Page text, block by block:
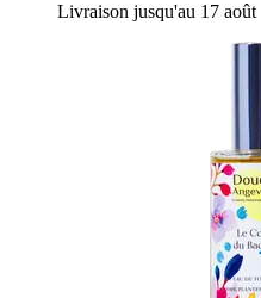
Livraison jusqu'au 17 août